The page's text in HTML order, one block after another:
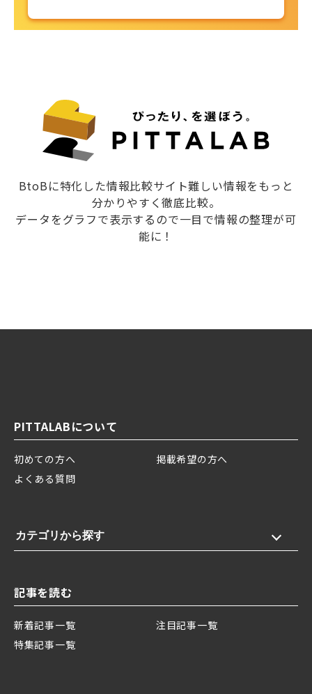
BtoBに特化した情報比較サイト難しい情報をもっと
分かりやすく徹底比較。
データをグラフで表示するので一目で情報の整理が可
能に！
PITTALABについて
初めての方へ
掲載希望の方へ
よくある質問
カテゴリから探す
記事を読む
新着記事一覧
注目記事一覧
特集記事一覧